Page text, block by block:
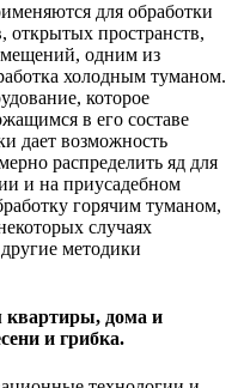
для обработки
открытых пространств,
одним из
холодным туманом.
которое
в его составе
дает возможность
распределить яд для
и на приусадебном
горячим туманом,
случаях
методики
квартиры, дома и
и грибка.